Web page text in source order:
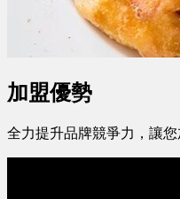
加盟優勢
全力提升品牌競爭力，讓